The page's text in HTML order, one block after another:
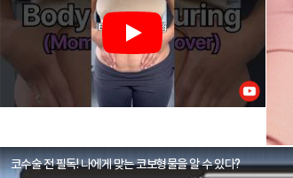
코수술 전 필독! 나에게 맞는 코보형물을 알 수 있다?